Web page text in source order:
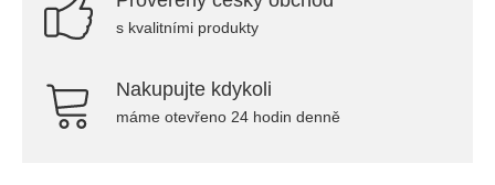
s kvalitními produkty
Nakupujte kdykoli
máme otevřeno 24 hodin denně